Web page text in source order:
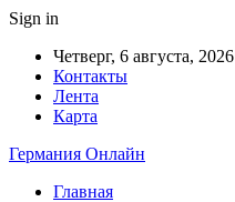
Sign in
Четверг, 6 августа, 2026
Контакты
Лента
Карта
Германия Онлайн
Главная